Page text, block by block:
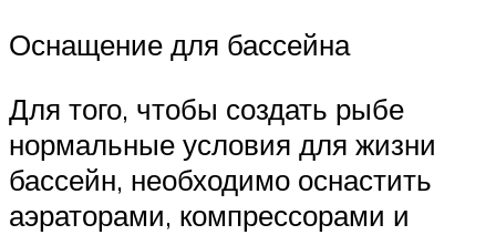
Оснащение для бассейна
Для того, чтобы создать рыбе
нормальные условия для жизни
бассейн, необходимо оснастить
аэраторами, компрессорами и